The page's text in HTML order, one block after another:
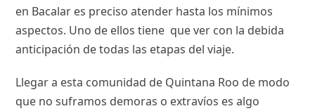
en Bacalar es preciso atender hasta los mínimos
aspectos. Uno de ellos tiene que ver con la debida
anticipación de todas las etapas del viaje.
Llegar a esta comunidad de Quintana Roo de modo
que no suframos demoras o extravíos es algo